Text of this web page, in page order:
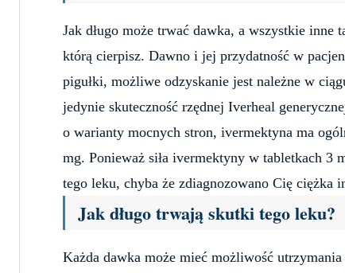
Jak długo może trwać dawka, a wszystkie inne
którą cierpisz. Dawno i jej przydatność w
pigułki, możliwe odzyskanie jest należne w
jedynie skuteczność rzędnej Iverheal
o warianty mocnych stron, ivermektyna ma
mg. Ponieważ siła ivermektyny w tabletkach 3
tego leku, chyba że zdiagnozowano Cię ciężka
Jak długo trwają skutki tego leku?
Każda dawka może mieć możliwość